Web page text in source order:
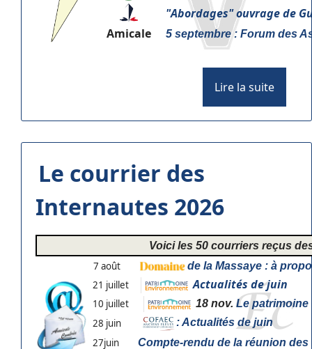
"Abordages" ouvrage de
Amicale
5 septembre : Forum des
Lire la suite
Le courrier des
Internautes 2026
Voici les 50 courriers reçus
7 août de la Massaye : à
21 juillet Actualités de juin
10 juillet 18 nov. Le patrimoine
28 juin : Actualités de juin
27juin Compte-rendu de la réunion